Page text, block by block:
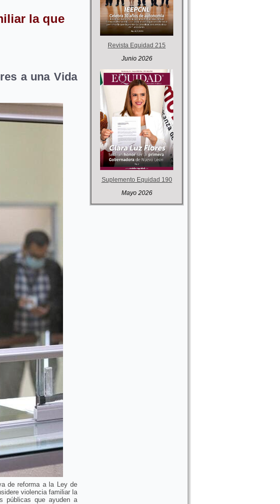
la que
a una Vida
de reforma a la Ley de
violencia familiar la
públicas que ayuden a
Revista Equidad 215
Junio 2026
Suplemento Equidad 190
Mayo 2026